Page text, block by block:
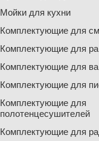
Мойки для кухни
Комплектующие для
Комплектующие для
Комплектующие для
Комплектующие для
Комплектующие для
полотенцесушителей
Комплектующие для